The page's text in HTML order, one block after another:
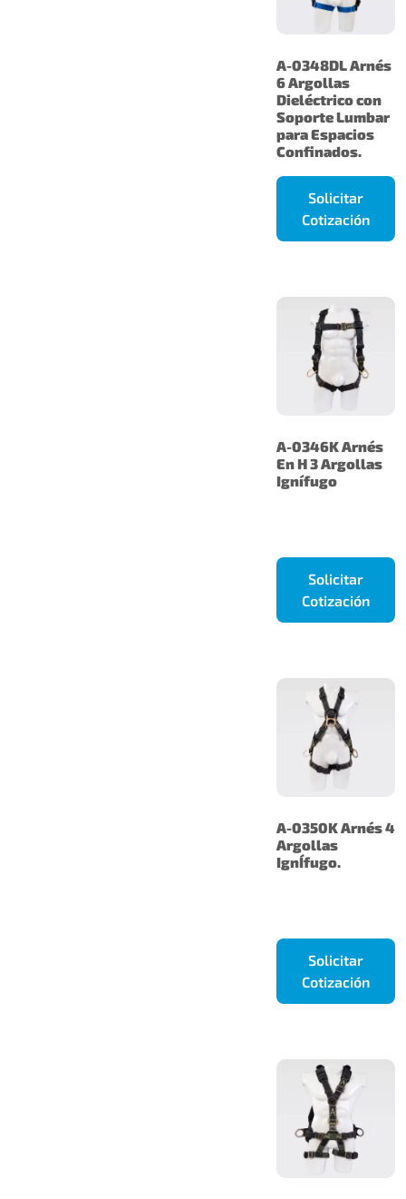
A-0348DL Arnés
6 Argollas
Dieléctrico con
Soporte Lumbar
para Espacios
Confinados.
Solicitar
Cotización
A-0346K Arnés
En H 3 Argollas
Ignífugo
Solicitar
Cotización
A-0350K Arnés 4
Argollas
IgnÍfugo.
Solicitar
Cotización